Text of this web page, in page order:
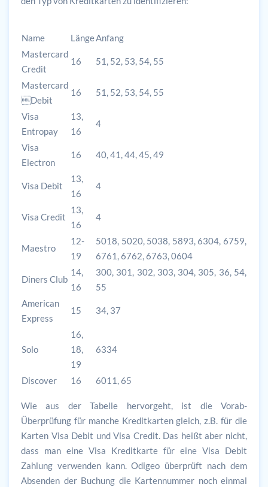
Name LängeAnfang
Mastercard
Credit
16 51, 52, 53, 54, 55
Mastercard
Debit
16 51, 52, 53, 54, 55
Visa
Entropay
13,
16
4
Visa
Electron
16 40, 41, 44, 45, 49
Visa Debit
13,
16
4
Visa Credit
13,
16
4
Maestro
12-
19
5018, 5020, 5038, 5893, 6304, 6759,
6761, 6762, 6763, 0604
Diners Club
14,
16
300, 301, 302, 303, 304, 305, 36, 54,
55
American
Express
15 34, 37
Solo
16,
18,
19
6334
Discover 16 6011, 65
Wie aus der Tabelle hervorgeht, ist die Vorab-
Überprüfung für manche Kreditkarten gleich, z.B. für die
Karten Visa Debit und Visa Credit. Das heißt aber nicht,
dass man eine Visa Kreditkarte für eine Visa Debit
Zahlung verwenden kann. Odigeo überprüft nach dem
Absenden der Buchung die Kartennummer noch einmal